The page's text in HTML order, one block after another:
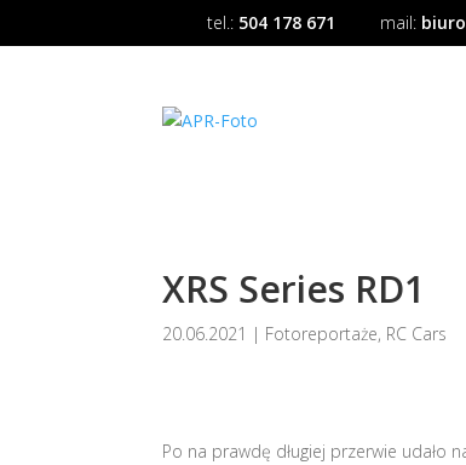
tel.: 504 178 671 mail:
XRS Series RD1
20.06.2021 | Fotoreportaże, RC Cars
Po na prawdę długiej przerwie udało